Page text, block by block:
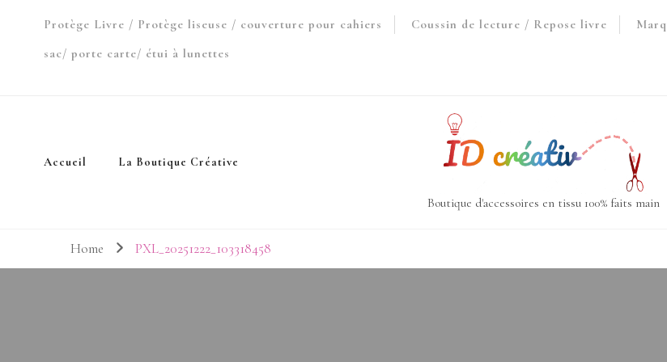
Protège Livre / Protège liseuse / couverture pour cahiers Coussin de lecture / Repose livre
sac/ porte carte/ étui à lunettes
Accueil La Boutique Créative
Boutique d'accessoires en tissu 100% faits main
Home
PXL_20251222_103318458